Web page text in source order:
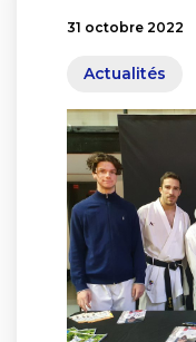
31 octobre 2022
Actualités